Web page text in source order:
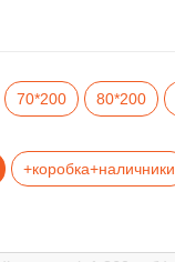
70*200 80*200
+коробка+наличники